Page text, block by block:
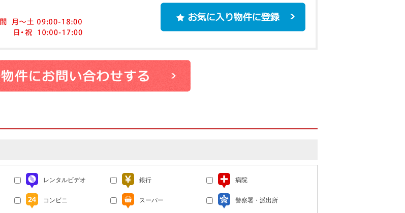
レンタルビデオ 銀行 病院
コンビニ スーパー 警察署・派出所